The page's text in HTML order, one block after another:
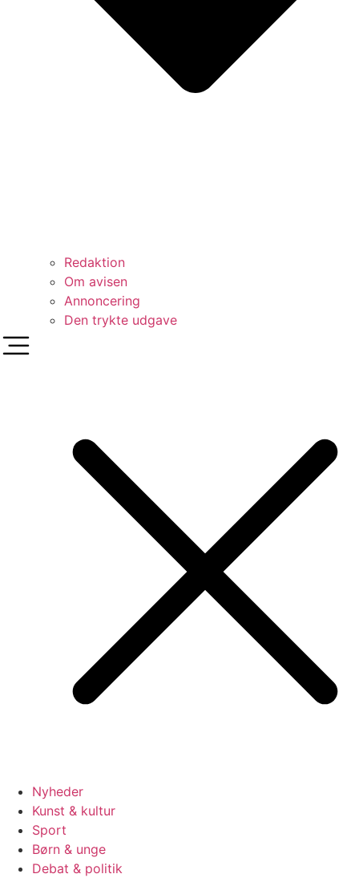
Redaktion
Om avisen
Annoncering
Den trykte udgave
Nyheder
Kunst & kultur
Sport
Børn & unge
Debat & politik